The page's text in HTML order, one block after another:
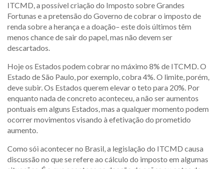
ITCMD, a possível criação do Imposto sobre Grandes
Fortunas e a pretensão do Governo de cobrar o imposto de
renda sobre a herança e a doação– este dois últimos têm
menos chance de sair do papel, mas não devem ser
descartados.
Hoje os Estados podem cobrar no máximo 8% de ITCMD. O
Estado de São Paulo, por exemplo, cobra 4%. O limite, porém,
deve subir. Os Estados querem elevar o teto para 20%. Por
enquanto nada de concreto aconteceu, a não ser aumentos
pontuais em alguns Estados, mas a qualquer momento podem
ocorrer movimentos visando à efetivação do prometido
aumento.
Como sói acontecer no Brasil, a legislação do ITCMD causa
discussão no que se refere ao cálculo do imposto em algumas